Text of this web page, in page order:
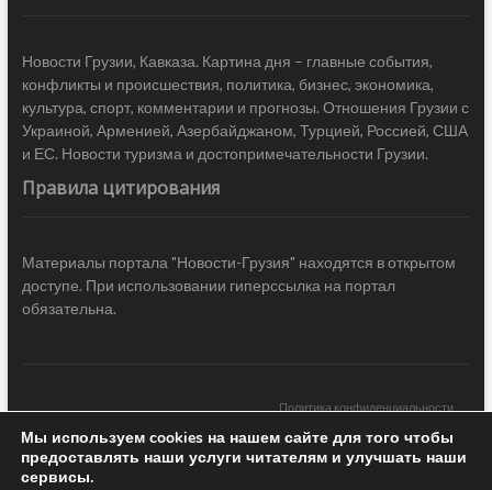
Новости Грузии, Кавказа. Картина дня – главные события,
конфликты и происшествия, политика, бизнес, экономика,
культура, спорт, комментарии и прогнозы. Отношения Грузии с
Украиной, Арменией, Азербайджаном, Турцией, Россией, США
и ЕС. Новости туризма и достопримечательности Грузии.
Правила цитирования
Материалы портала "Новости-Грузия" находятся в открытом
доступе. При использовании гиперссылка на портал
обязательна.
Политика конфиденциальности
Новости Грузии| Black Sea Press LTD © 2020 All Rights Reserved /
Design & development —
Мы используем cookies на нашем сайте для того чтобы
предоставлять наши услуги читателям и улучшать наши
сервисы.